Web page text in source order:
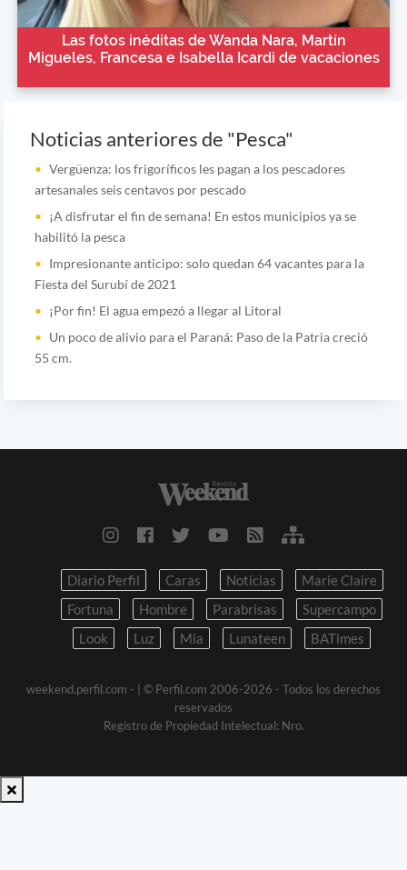
Las fotos inéditas de Wanda Nara, Martín
Migueles, Francesa e Isabella Icardi de vacaciones
Noticias anteriores de "Pesca"
Vergüenza: los frigoríficos les pagan a los pescadores
artesanales seis centavos por pescado
¡A disfrutar el fin de semana! En estos municipios ya se
habilitó la pesca
Impresionante anticipo: solo quedan 64 vacantes para la
Fiesta del Surubí de 2021
¡Por fin! El agua empezó a llegar al Litoral
Un poco de alivio para el Paraná: Paso de la Patria creció
55 cm.
Diario Perfil Caras Noticias
Marie Claire
Fortuna
Hombre Parabrisas
Supercampo
Look
Luz Mia Lunateen BATimes
weekend.perfil.com -
| © Perfil.com 2006-2026 - Todos los derechos
reservados
Registro de Propiedad Intelectual: Nro.